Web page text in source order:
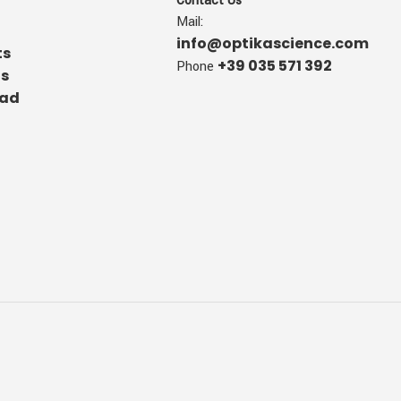
Mail:
info@optikascience.com
Phone +39 035 571 392